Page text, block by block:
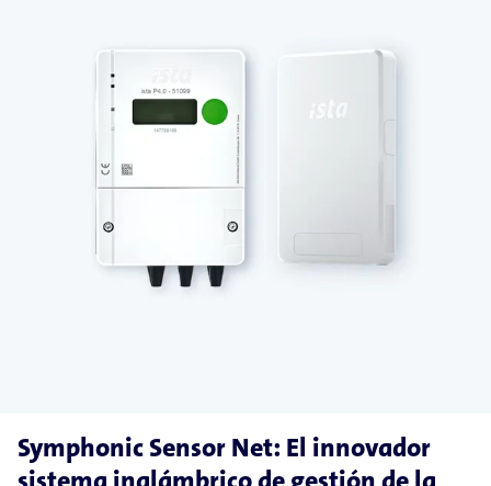
Symphonic Sensor Net: El innovador